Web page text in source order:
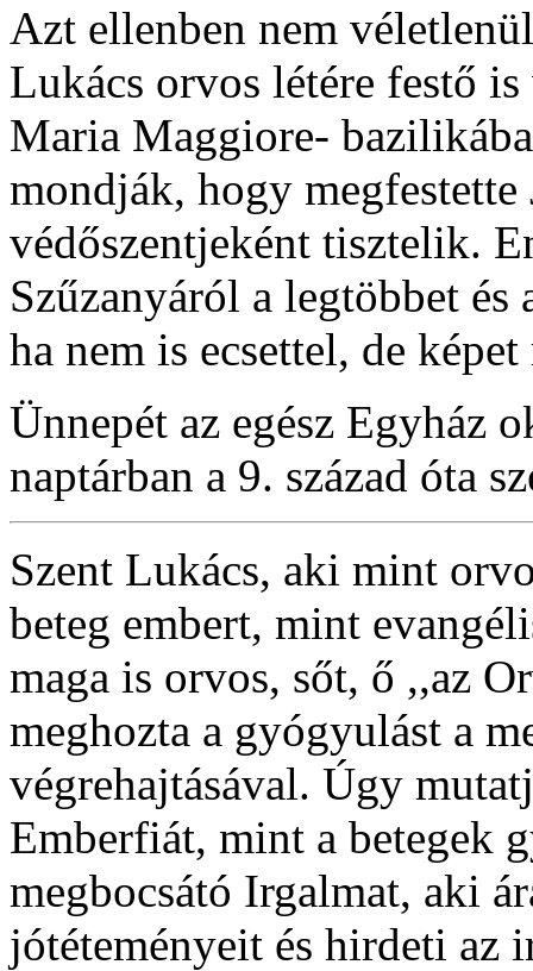
Azt ellenben nem
Lukács orvos létére festő
Maria Maggiore-
mondják, hogy megfestette
védőszentjeként tisztelik.
Szűzanyáról a legtöbbet és
ha nem is ecsettel, de
Ünnepét az egész Egyház
naptárban a 9. század óta
Szent Lukács, aki mint
beteg embert, mint
maga is orvos, sőt, ő ,,az
meghozta a gyógyulást a
végrehajtásával. Úgy
Emberfiát, mint a betegek
megbocsátó Irgalmat, aki
jótéteményeit és hirdeti az